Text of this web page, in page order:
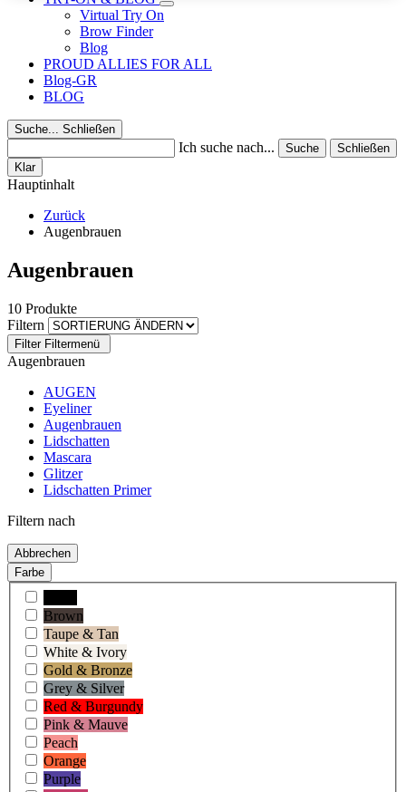
Virtual Try On
Brow Finder
Blog
PROUD ALLIES FOR ALL
Blog-GR
BLOG
Suche... Schließen
Ich suche nach... Suche
Schließen
Klar
Hauptinhalt
Zurück
Augenbrauen
Augenbrauen
10 Produkte
Filtern
Filter Filtermenü
Augenbrauen
AUGEN
Eyeliner
Augenbrauen
Lidschatten
Mascara
Glitzer
Lidschatten Primer
Filtern nach
Abbrechen
Farbe
Brown
Taupe & Tan
White & Ivory
Gold & Bronze
Grey & Silver
Red & Burgundy
Pink & Mauve
Peach
Orange
Purple